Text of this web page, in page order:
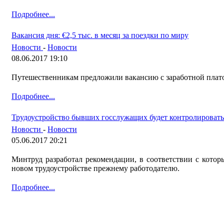
Подробнее...
Вакансия дня: €2,5 тыс. в месяц за поездки по миру
Новости - Новости
08.06.2017 19:10
Путешественникам предложили вакансию с заработной
Подробнее...
Трудоустройство бывших госслужащих будет
Новости - Новости
05.06.2017 20:21
Минтруд разработал рекомендации, в соответствии с
новом трудоустройстве прежнему работодателю.
Подробнее...